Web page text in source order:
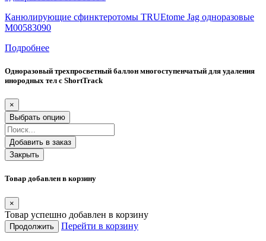
Канюлирующие сфинктеротомы TRUEtome Jag одноразовые
M00583090
Подробнее
Одноразовый трехпросветный баллон многоступенчатый для удаления
инородных тел с ShortTrack
×
Выбрать опцию
Добавить в заказ
Закрыть
Товар добавлен в корзину
×
Товар успешно добавлен в корзину
Продолжить Перейти в корзину